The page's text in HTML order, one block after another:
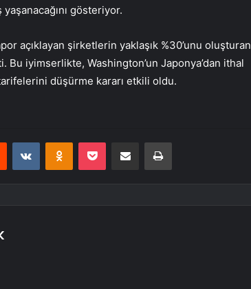
gösteriyor.
açıklayan şirketlerin yaklaşık %30’unu oluşturan
iyimserlikte, Washington’un Japonya’dan ithal
düşürme kararı etkili oldu.
Reddit VKontakteOdnoklassniki
Pocket E-Posta ile paylaş Yazdır